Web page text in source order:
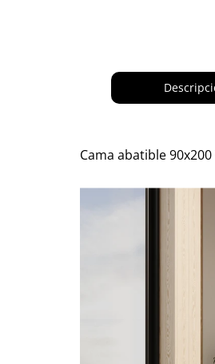
Cama abatible